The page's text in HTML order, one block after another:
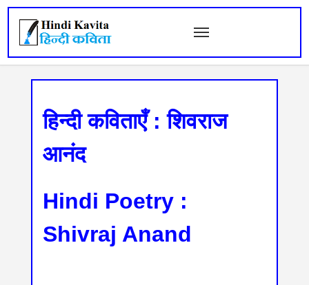
हिन्दी कविताएँ : शिवराज
आनंद
Hindi Poetry :
Shivraj Anand